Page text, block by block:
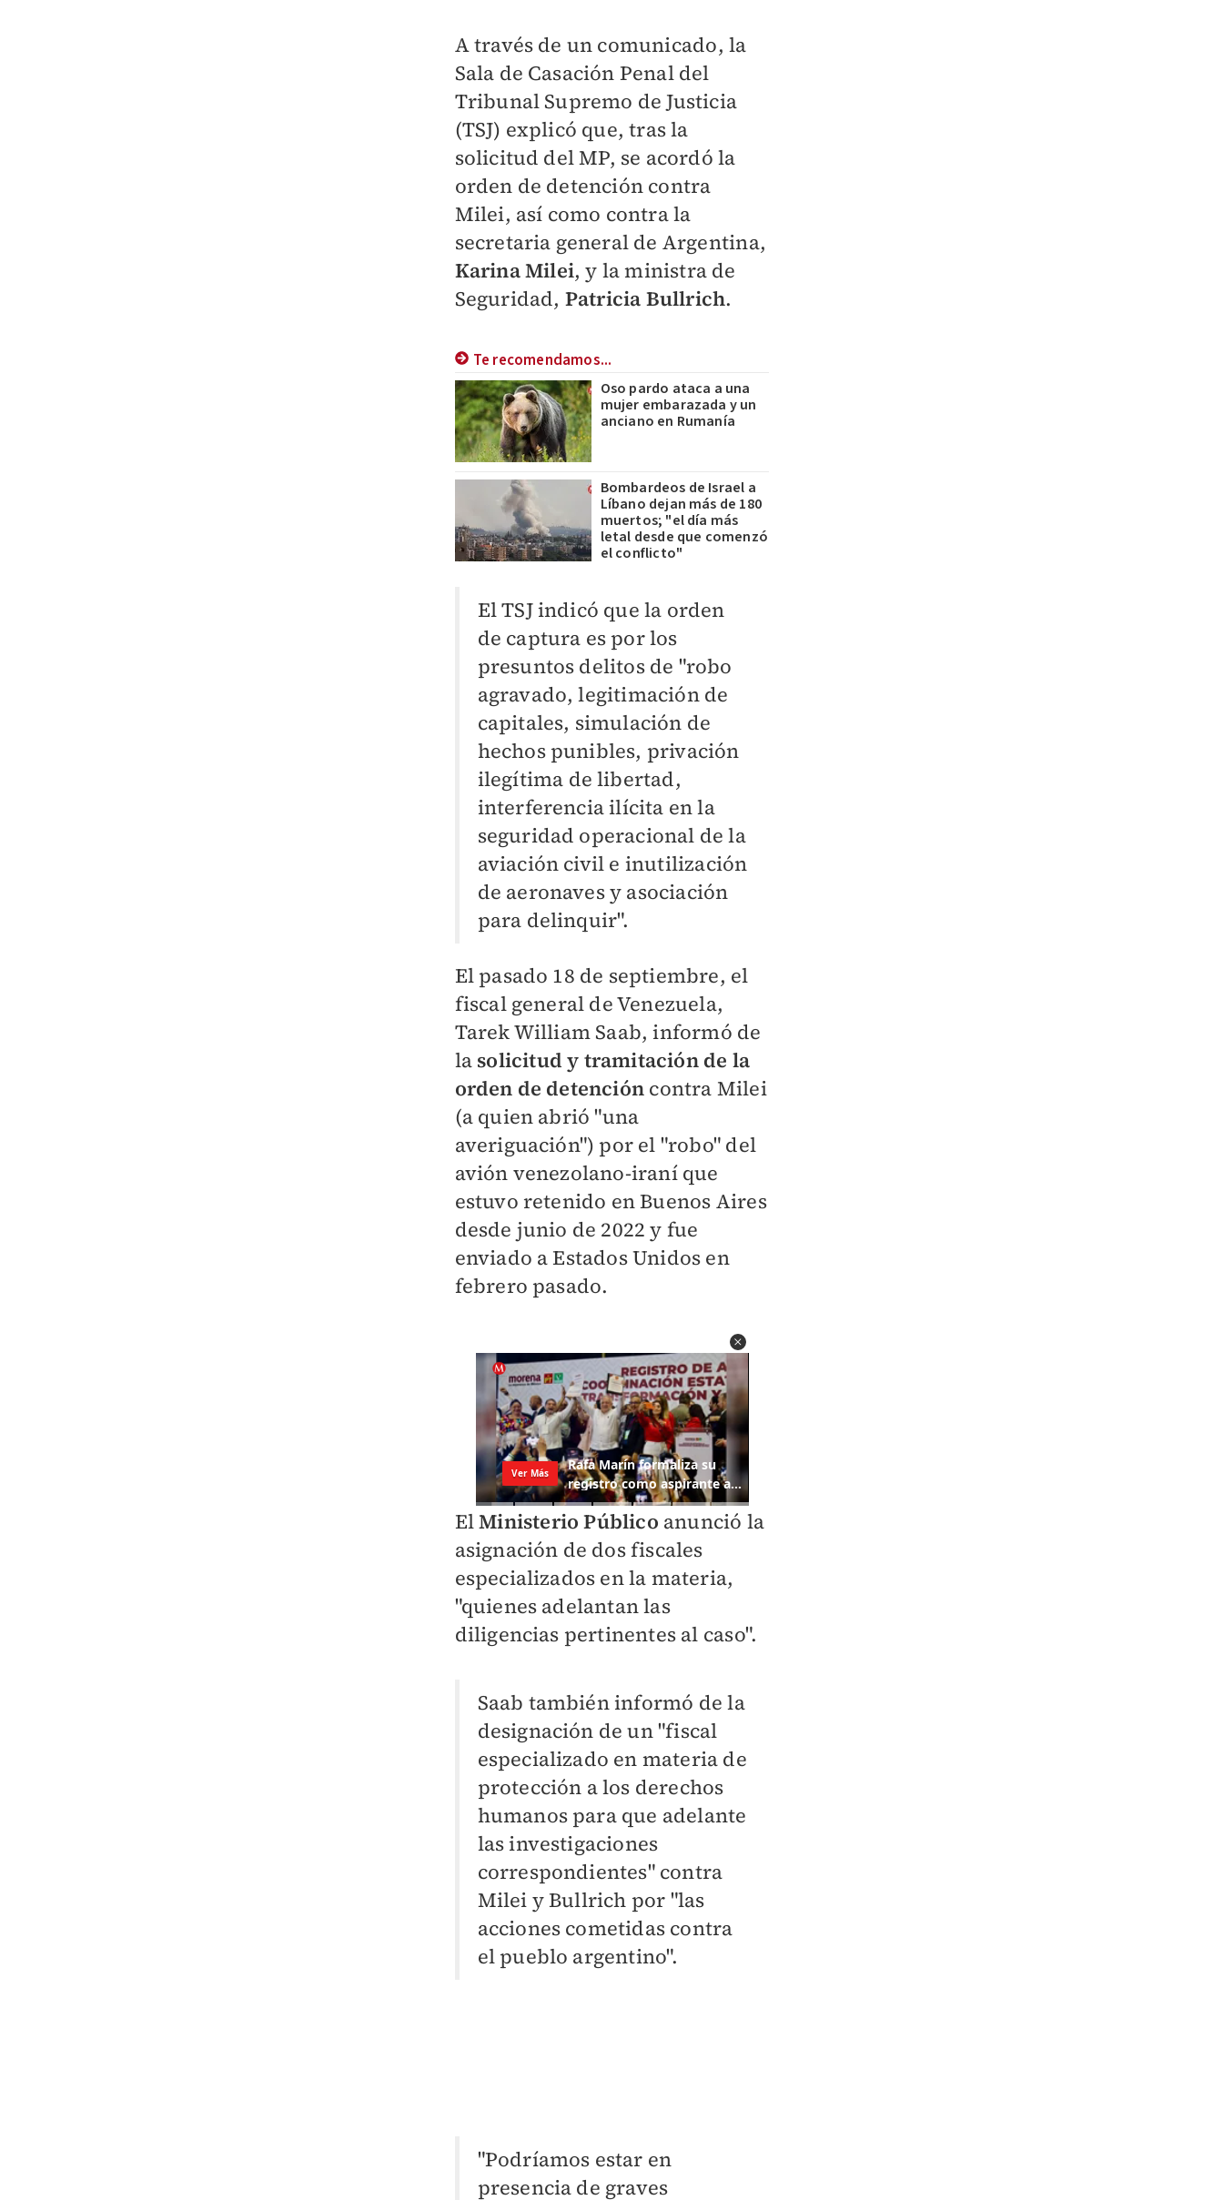
A través de un comunicado, la
Sala de Casación Penal del
Tribunal Supremo de Justicia
(TSJ) explicó que, tras la
solicitud del MP, se acordó la
orden de detención contra
Milei, así como contra la
secretaria general de Argentina,
Karina Milei, y la ministra de
Seguridad, Patricia Bullrich.
Te recomendamos...
Oso pardo ataca a una
mujer embarazada y un
anciano en Rumanía
Bombardeos de Israel a
Líbano dejan más de 180
muertos; "el día más
letal desde que comenzó
el conflicto"
El TSJ indicó que la orden
de captura es por los
presuntos delitos de "robo
agravado, legitimación de
capitales, simulación de
hechos punibles, privación
ilegítima de libertad,
interferencia ilícita en la
seguridad operacional de la
aviación civil e inutilización
de aeronaves y asociación
para delinquir".
El pasado 18 de septiembre, el
fiscal general de Venezuela,
Tarek William Saab, informó de
la solicitud y tramitación de la
orden de detención contra Milei
(a quien abrió "una
averiguación") por el "robo" del
avión venezolano-iraní que
estuvo retenido en Buenos Aires
desde junio de 2022 y fue
enviado a Estados Unidos en
febrero pasado.
ElMinisterio Público anunció la
asignación de dos fiscales
especializados en la materia,
"quienes adelantan las
diligencias pertinentes al caso".
Saab también informó de la
designación de un "fiscal
especializado en materia de
protección a los derechos
humanos para que adelante
las investigaciones
correspondientes" contra
Milei y Bullrich por "las
acciones cometidas contra
el pueblo argentino".
"Podríamos estar en
presencia de graves